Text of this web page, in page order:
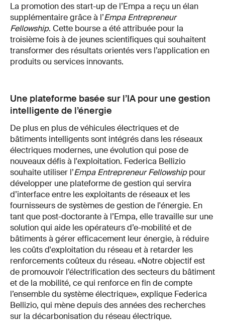
La promotion des start-up de l’Empa a reçu un élan
supplémentaire grâce à l’Empa Entrepreneur
Fellowship. Cette bourse a été attribuée pour la
troisième fois à de jeunes scientifiques qui souhaitent
transformer des résultats orientés vers l’application en
produits ou services innovants.
Une plateforme basée sur l’IA pour une gestion
intelligente de l’énergie
De plus en plus de véhicules électriques et de
bâtiments intelligents sont intégrés dans les réseaux
électriques modernes, une évolution qui pose de
nouveaux défis à l'exploitation. Federica Bellizio
souhaite utiliser l’Empa Entrepreneur Fellowshippour
développer une plateforme de gestion qui servira
d’interface entre les exploitants de réseaux et les
fournisseurs de systèmes de gestion de l'énergie. En
tant que post-doctorante à l’Empa, elle travaille sur une
solution qui aide les opérateurs d’e-mobilité et de
bâtiments à gérer efficacement leur énergie, à réduire
les coûts d'exploitation du réseau et à retarder les
renforcements coûteux du réseau. «Notre objectif est
de promouvoir l’électrification des secteurs du bâtiment
et de la mobilité, ce qui renforce en fin de compte
l’ensemble du système électrique», explique Federica
Bellizio, qui mène depuis des années des recherches
sur la décarbonisation du réseau électrique.